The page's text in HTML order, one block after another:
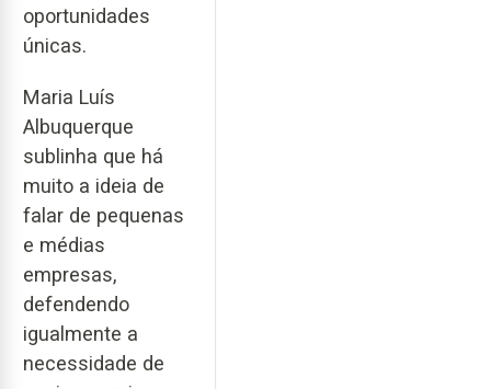
oportunidades
únicas.
Maria Luís
Albuquerque
sublinha que há
muito a ideia de
falar de pequenas
e médias
empresas,
defendendo
igualmente a
necessidade de